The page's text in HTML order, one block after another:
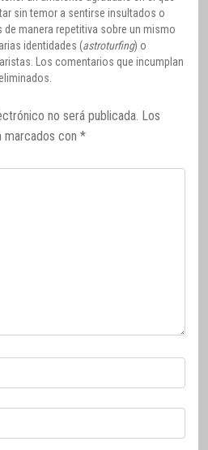
sin temor a sentirse insultados o
manera repetitiva sobre un mismo
identidades (astroturfing) o
Los comentarios que incumplan
no será publicada. Los
marcados con *